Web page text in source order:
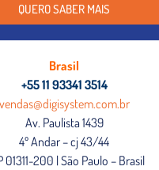
QUERO SABER MAIS
Brasil
+55 11 93341 3514
vendas@digisystem.com.br
Av. Paulista 1439
4º Andar – cj 43/44
01311-200 | São Paulo – Brasil